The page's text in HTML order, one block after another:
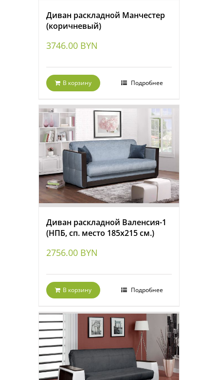
Диван раскладной Манчестер
(коричневый)
3746.00 BYN
В корзину Подробнее
Диван раскладной Валенсия-1
(НПБ, сп. место 185х215 см.)
2756.00 BYN
В корзину Подробнее